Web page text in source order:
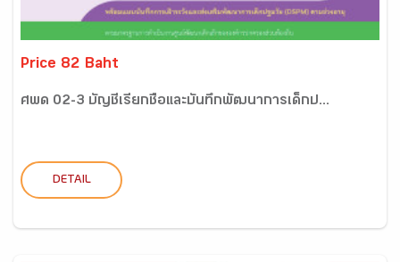
Price 82 Baht
ศพด 02-3 บัญชีเรียกชื่อและบันทึกพัฒนาการเด็กป...
DETAIL